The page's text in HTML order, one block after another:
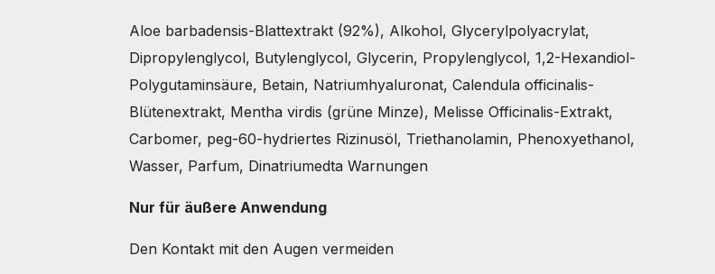
Aloe barbadensis-Blattextrakt (92%), Alkohol, Glycerylpolyacrylat,
Dipropylenglycol, Butylenglycol, Glycerin, Propylenglycol, 1,2-Hexandiol-
Polygutaminsäure, Betain, Natriumhyaluronat, Calendula officinalis-
Blütenextrakt, Mentha virdis (grüne Minze), Melisse Officinalis-Extrakt,
Carbomer, peg-60-hydriertes Rizinusöl, Triethanolamin, Phenoxyethanol,
Wasser, Parfum, Dinatriumedta Warnungen
Nur für äußere Anwendung
Den Kontakt mit den Augen vermeiden